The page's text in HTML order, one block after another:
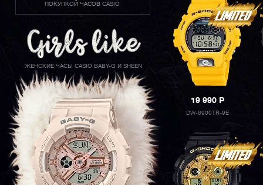
ПОКУПКОЙ ЧАСОВ CASIO
ЖЕНСКИЕ ЧАСЫ CASIO BABY-G И SHEEN
19 990P
DW-6900TR-9E